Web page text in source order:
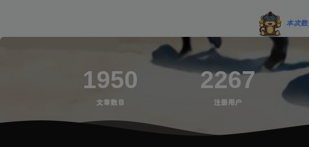
本次
1950
文章数目
2267
注册用户